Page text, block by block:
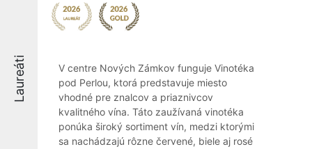
Laureáti
V centre Nových Zámkov funguje Vinotéka
pod Perlou, ktorá predstavuje miesto
vhodné pre znalcov a priaznivcov
kvalitného vína. Táto zaužívaná vinotéka
ponúka široký sortiment vín, medzi ktorými
sa nachádzajú rôzne červené, biele aj rosé